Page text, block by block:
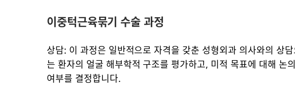
이중턱근육묶기 수술 과정
상담: 이 과정은 일반적으로 자격을 갖춘 성형외과 의사와의 상
는 환자의 얼굴 해부학적 구조를 평가하고, 미적 목표에 대해 논
여부를 결정합니다.